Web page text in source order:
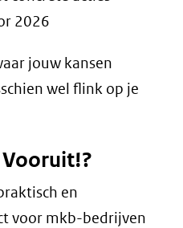
2026
jouw kansen
wel flink op je
en
voor mkb-bedrijven